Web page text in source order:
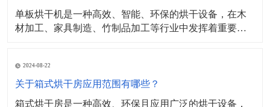
单板烘干机是一种高效、智能、环保的烘干设备，在木
材加工、家具制造、竹制品加工等行业中发挥着重要作
产生热量，并将热量传递给单板，同时，设备内部的风
机或通风系统会产生气流，将单板表面的湿气带走，形
成对流，加
2024-08-22
关于箱式烘干房应用范围有哪些？
箱式烘干房是一种高效、环保且应用广泛的烘干设备，